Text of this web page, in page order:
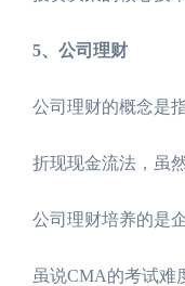
5、公司理财
公司理财的概念是
折现现金流法，虽
公司理财培养的是
虽说CMA的考试难